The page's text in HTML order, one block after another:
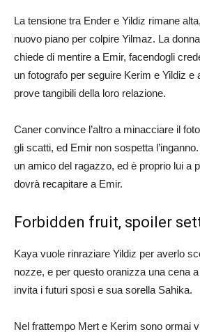
La tensione tra Ender e Yildiz rimane
nuovo piano per colpire Yilmaz. La
chiede di mentire a Emir, facendogli
un fotografo per seguire Kerim e Yildiz e
prove tangibili della loro relazione.
Caner convince l’altro a minacciare il
gli scatti, ed Emir non sospetta
un amico del ragazzo, ed è proprio lui a
dovrà recapitare a Emir.
Forbidden fruit, spoiler
Kaya vuole rinraziare Yildiz per averlo
nozze, e per questo oranizza una cena
invita i futuri sposi e sua sorella Sahika.
Nel frattempo Mert e Kerim sono ormai